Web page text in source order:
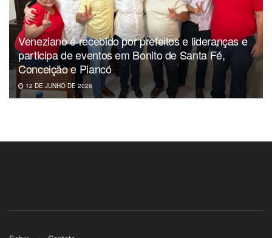
Veneziano é recebido por prefeitos e lideranças e
participa de eventos em Bonito de Santa Fé,
Conceição e Piancó
12 DE JUNHO DE 2026